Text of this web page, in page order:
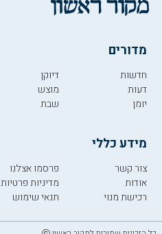
מדורים
חדשות
דעות
יומן
דיוקן
מוצש
שבת
מידע כללי
צור קשר
אודות
רכישת מנוי
פרסמו אצלנו
מדיניות פרטיות
תנאי שימוש